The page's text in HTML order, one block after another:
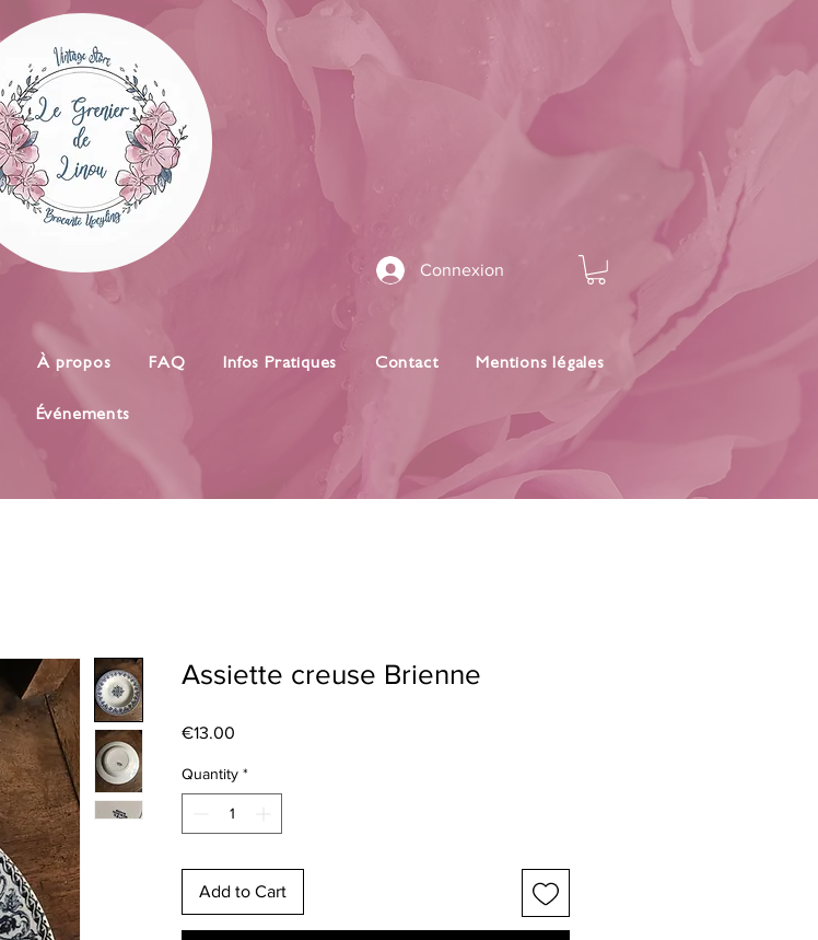
Connexion
À propos FAQ Infos Pratiques Contact Mentions légales
Événements
Assiette creuse Brienne
€13.00
Quantity *
Add to Cart